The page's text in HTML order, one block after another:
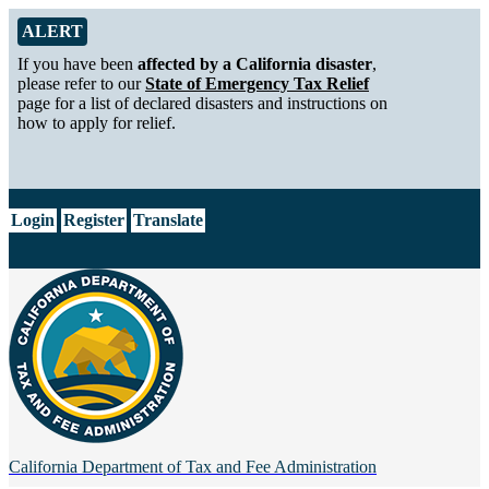
Skip to Main Content
Alert from California Department of Tax and Fee Administration
ALERT
If you have been affected by a California disaster,
please refer to ourState of Emergency Tax Relief
page for a list of declared disasters and instructions on
how to apply for relief.
Login Register Translate
California Department of Tax and Fee Administration